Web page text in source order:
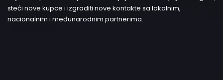
steći nove kupce i izgraditi nove kontakte sa lokalnim,
nacionalnim i međunarodnim partnerima.